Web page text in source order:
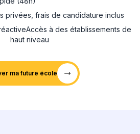
privées, frais de candidature inclus
Accès à des établissements de
haut niveau
ma future école